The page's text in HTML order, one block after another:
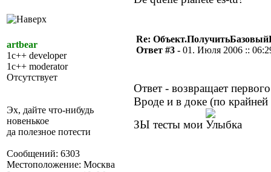
artbear
1c++ developer
1c++ moderator
Отсутствует
Эх, дайте что-нибудь
новенькое
да полезное потести
Сообщений: 6303
Местоположение: Москва
Re:
Ответ #3 - 01. Июля 2006 ::
Ответ - возвращает
Вроде и в доке (по крайней
ЗЫ тесты мои